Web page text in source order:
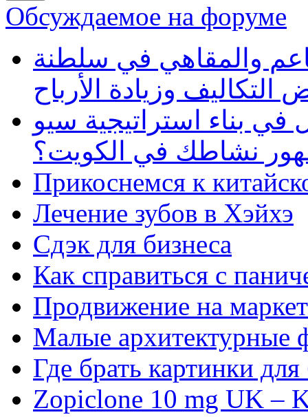
Обсуждаемое на форуме
والمقاهي في سلطنة
وزيادة الأرباح
بناء استراتيجية سيو
نشاطك في الكويت؟
Прикоснемся к
Лечение зубов в Хэйхэ
Сдэк для бизнеса
Как справиться с
Продвижение на
Малые архитектурные
Где брать картинки
Zopiclone 10 mg UK –